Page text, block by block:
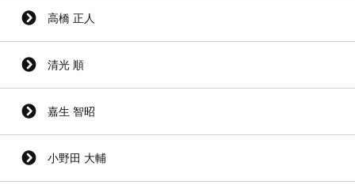
高橋 正人
清光 順
嘉生 智昭
小野田 大輔